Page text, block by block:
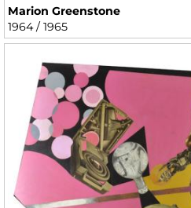
Marion Greenstone
1964 / 1965